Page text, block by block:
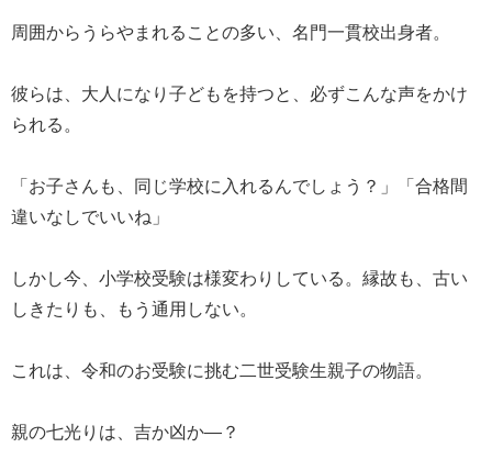
周囲からうらやまれることの多い、名門一貫校出身者。
彼らは、大人になり子どもを持つと、必ずこんな声をかけ
られる。
「お子さんも、同じ学校に入れるんでしょう？」「合格間
違いなしでいいね」
しかし今、小学校受験は様変わりしている。縁故も、古い
しきたりも、もう通用しない。
これは、令和のお受験に挑む二世受験生親子の物語。
親の七光りは、吉か凶か―？